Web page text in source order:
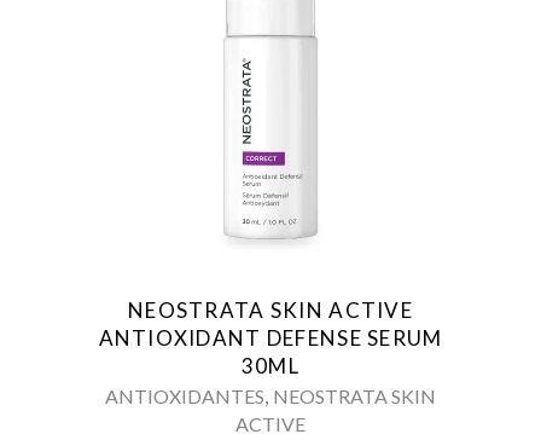
NEOSTRATA SKIN ACTIVE
ANTIOXIDANT DEFENSE SERUM
30ML
ANTIOXIDANTES, NEOSTRATA SKIN
ACTIVE